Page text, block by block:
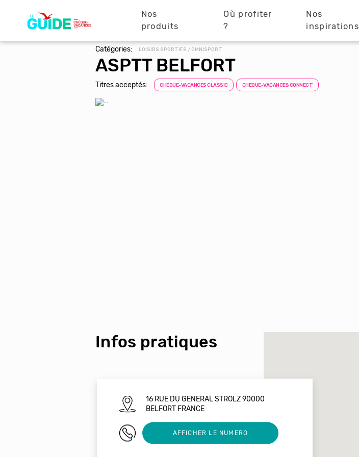
principale
Nos
produits
Où profiter
?
Nos
inspirations
Catégories: LOISIRS SPORTIFS / OMNISPORT
ASPTT BELFORT
Titres acceptés: CHEQUE-VACANCES CLASSIC CHEQUE-VACANCES CONNECT
Infos pratiques
16 RUE DU GENERAL STROLZ 90000
BELFORT FRANCE
0608031829AFFICHER LE NUMERO